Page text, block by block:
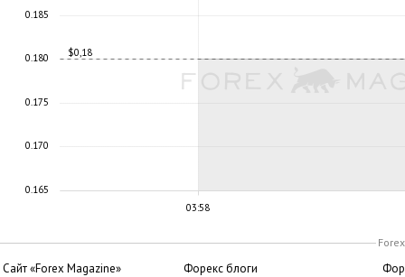
03:58
$0,18
0.165
0.170
0.175
0.180
0.185
Сайт «Forex Magazine»
Форекс блоги